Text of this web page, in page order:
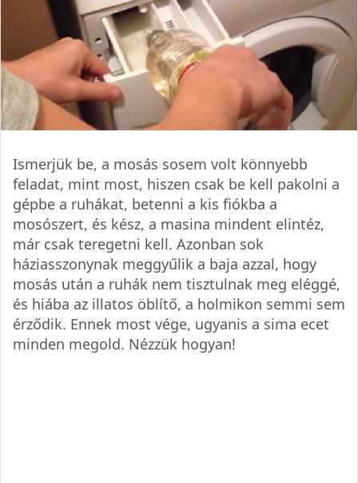
Ismerjük be, a mosás sosem volt könnyebb
feladat, mint most, hiszen csak be kell pakolni a
gépbe a ruhákat, betenni a kis fiókba a
mosószert, és kész, a masina mindent elintéz,
már csak teregetni kell. Azonban sok
háziasszonynak meggyűlik a baja azzal, hogy
mosás után a ruhák nem tisztulnak meg eléggé,
és hiába az illatos öblítő, a holmikon semmi sem
érződik. Ennek most vége, ugyanis a sima ecet
minden megold. Nézzük hogyan!